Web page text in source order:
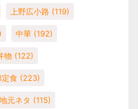
上野広小路 (119)
中華 (192)
物 (122)
定食 (223)
地元ネタ (115)